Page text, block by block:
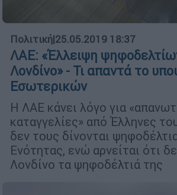
Πολιτική|25.05.2019 18:37
ΛΑΕ: «Έλλειψη
Λονδίνο» - Τι απαντά το
Εσωτερικών
Η ΛΑΕ κάνει λόγο για
καταγγελίες» από Έλληνες
δεν τους δίνονται
Ενότητας, ενώ αρνείται ότι
Λονδίνο τα ψηφοδέλτιά της